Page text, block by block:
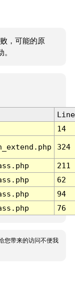
，可能的原
Line
14
324
211
62
94
76
您带来的访问不便我